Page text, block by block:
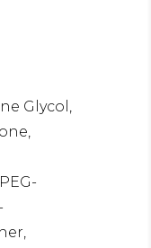
Glycol,